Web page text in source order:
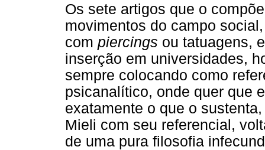
Os sete artigos que o
movimentos do campo
com piercings ou tatuagens,
inserção em universidades,
sempre colocando como
psicanalítico, onde quer que
exatamente o que o
Mieli com seu referencial,
de uma pura filosofia